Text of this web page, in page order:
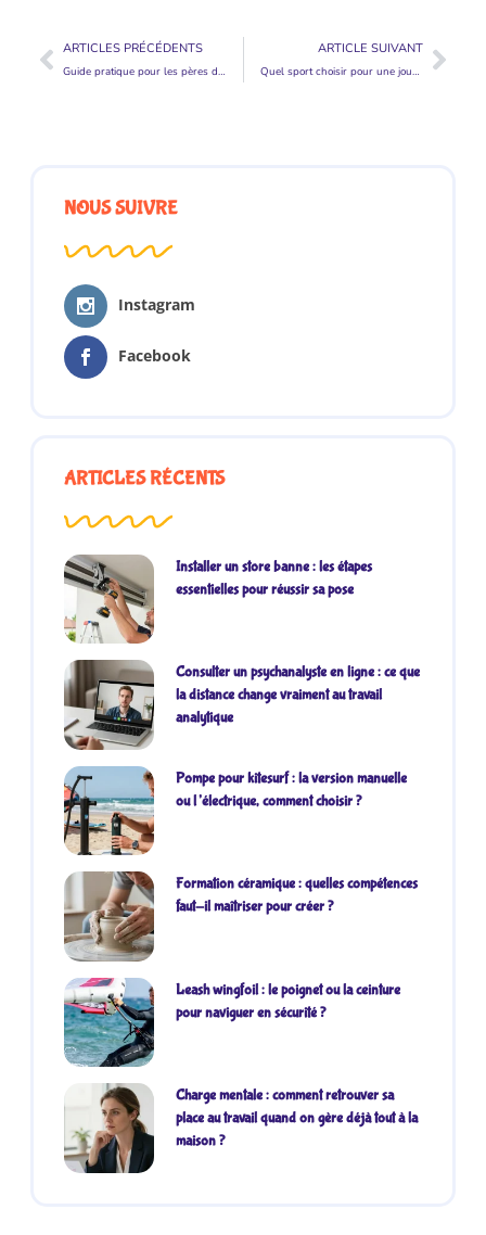
ARTICLES PRÉCÉDENTS
Guide pratique pour les pères d’enfants HPI
ARTICLE SUIVANT
Quel sport choisir pour une journée 100% homme et famille ?
NOUS SUIVRE
Instagram
Facebook
ARTICLES RÉCENTS
Installer un store banne : les étapes
essentielles pour réussir sa pose
Consulter un psychanalyste en ligne : ce que
la distance change vraiment au travail
analytique
Pompe pour kitesurf : la version manuelle
ou l’électrique, comment choisir ?
Formation céramique : quelles compétences
faut-il maîtriser pour créer ?
Leash wingfoil : le poignet ou la ceinture
pour naviguer en sécurité ?
Charge mentale : comment retrouver sa
place au travail quand on gère déjà tout à la
maison ?